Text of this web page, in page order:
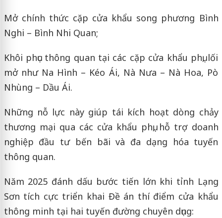
Mở chính thức cặp cửa khẩu song phương Bình
Nghi – Bình Nhi Quan;
Khôi phục thông quan tại các cặp cửa khẩu phụ, lối
mở như Na Hình – Kéo Ái, Nà Nưa – Nà Hoa, Pò
Nhùng – Dầu Ái.
Những nỗ lực này giúp tái kích hoạt dòng chảy
thương mại qua các cửa khẩu phụ, hỗ trợ doanh
nghiệp đầu tư bến bãi và đa dạng hóa tuyến
thông quan.
Năm 2025 đánh dấu bước tiến lớn khi tỉnh Lạng
Sơn tích cực triển khai Đề án thí điểm cửa khẩu
thông minh tại hai tuyến đường chuyên dụng: